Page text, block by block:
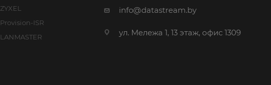
ZYXEL
Provision-ISR
LANMASTER
info@datastream.by
ул. Мележа 1, 13 этаж, офис 1309